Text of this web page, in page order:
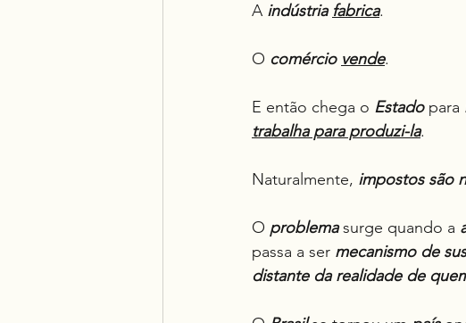
A indústria fabrica.
O comércio vende.
E então chega o Estado para
trabalha para produzi-la.
Naturalmente, impostos são
O problema surge quando a
passa a ser mecanismo de
distante da realidade de